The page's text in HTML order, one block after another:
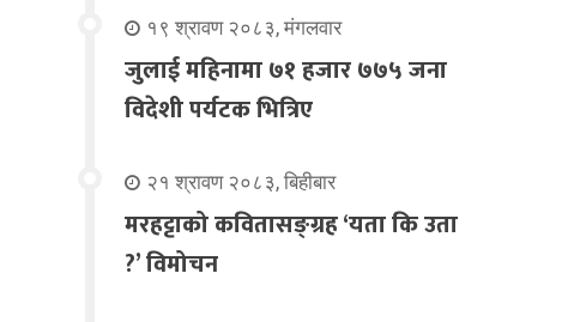
१९ श्रावण २०८३, मंगलवार
जुलाई महिनामा ७१ हजार ७७५ जना
विदेशी पर्यटक भित्रिए
२१ श्रावण २०८३, बिहीबार
मरहट्टाको कवितासङ्ग्रह ‘यता कि उता
?’ विमोचन